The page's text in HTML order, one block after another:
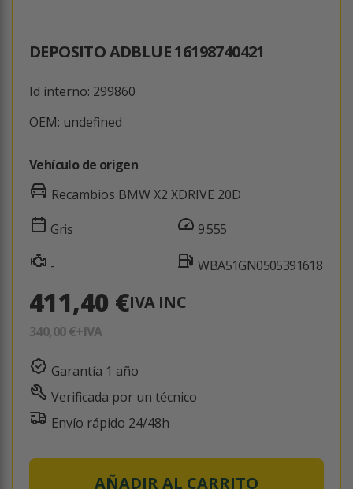
DEPOSITO ADBLUE 16198740421
Id interno: 299860
OEM: undefined
Vehículo de origen
Recambios BMW X2 XDRIVE 20D
Gris
-
9.555
WBA51GN0505391618
411,40 €IVA INC
340,00 €+IVA
Garantía 1 año
Verificada por un técnico
Envío rápido 24/48h
AÑADIR AL CARRITO